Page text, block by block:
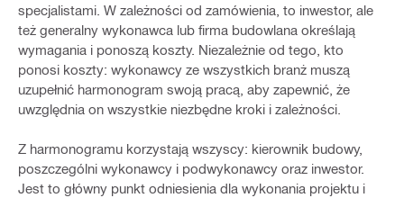
specjalistami. W zależności od zamówienia, to inwestor, ale
też generalny wykonawca lub firma budowlana określają
wymagania i ponoszą koszty. Niezależnie od tego, kto
ponosi koszty: wykonawcy ze wszystkich branż muszą
uzupełnić harmonogram swoją pracą, aby zapewnić, że
uwzględnia on wszystkie niezbędne kroki i zależności.
Z harmonogramu korzystają wszyscy: kierownik budowy,
poszczególni wykonawcy i podwykonawcy oraz inwestor.
Jest to główny punkt odniesienia dla wykonania projektu i